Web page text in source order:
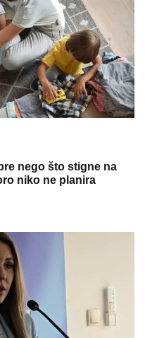
nego što stigne na
niko ne planira